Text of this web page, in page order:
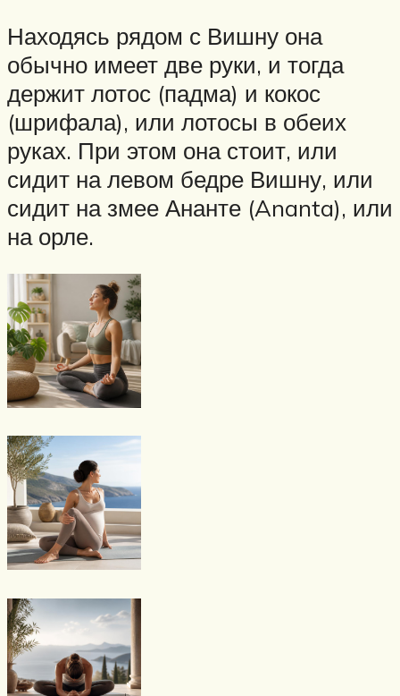
Находясь рядом с Вишну она
обычно имеет две руки, и тогда
держит лотос (падма) и кокос
(шрифала), или лотосы в обеих
руках. При этом она стоит, или
сидит на левом бедре Вишну, или
сидит на змее Ананте (Ananta), или
на орле.